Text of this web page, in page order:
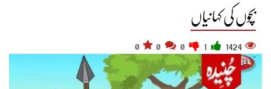
بچوں کی کہانیاں
1424
0